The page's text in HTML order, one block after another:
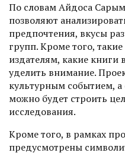
По словам Айдоса
позволяют
предпочтения, вкусы
групп. Кроме того,
издателям, какие книги
уделить внимание.
культурным событием,
можно будет строить
исследования.
Кроме того, в рамках
предусмотрены